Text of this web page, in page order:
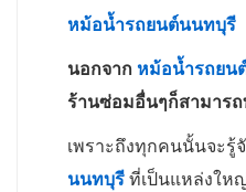
หม้อน้ำรถยนต์นนทบุรี
นอกจาก หม้อน้ำรถยน
ร้านซ่อมอื่นๆก็สามาร
เพราะถึงทุกคนนั้นจะรู้
นนทบุรีที่เป็นแหล่งใ